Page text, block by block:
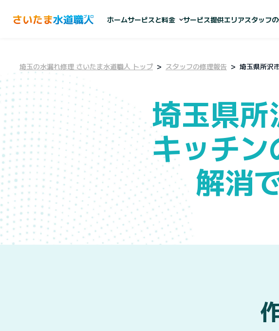
ホームサービスと料金
トイレの水漏れ・つまり
お風呂の水漏れ・つまり
洗面所の水漏れ・つまり
給湯器の水漏れ・つまり
その他のトラブル
サービス提供エリアスタッフ
埼玉の水漏れ修理 さいたま水道職人 トップ スタッフの修理報告 埼玉県所沢
埼玉県
キッチ
解消